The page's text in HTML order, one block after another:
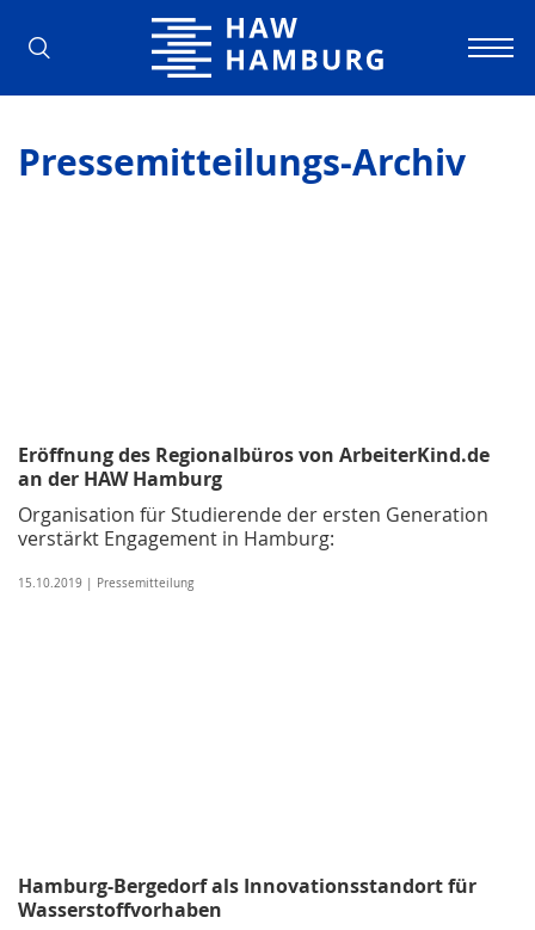
Hochschule für Angewandte
Pressemitteilungs-Archiv
Eröffnung des Regionalbüros von ArbeiterKind.de
an der HAW Hamburg
Organisation für Studierende der ersten Generation
verstärkt Engagement in Hamburg:
15.10.2019 | Pressemitteilung
Hamburg-Bergedorf als Innovationsstandort für
Wasserstoffvorhaben